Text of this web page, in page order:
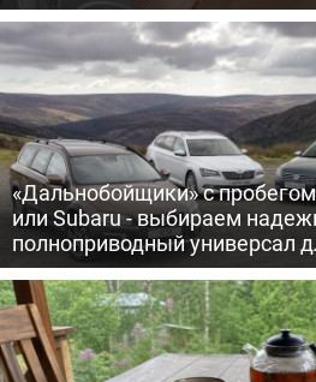
«Дальнобойщики» с
или Subaru - выбираем
полноприводный универсал